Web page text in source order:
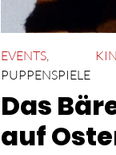
EVENTS,
PUPPENSPIELE
Das
auf